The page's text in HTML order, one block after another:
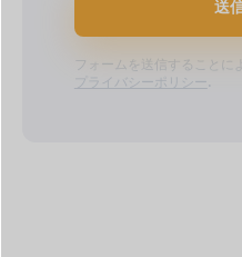
送
フォームを送信することに
プライバシーポリシー